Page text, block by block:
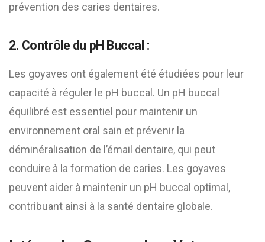
prévention des caries dentaires.
2. Contrôle du pH Buccal :
Les goyaves ont également été étudiées pour leur
capacité à réguler le pH buccal. Un pH buccal
équilibré est essentiel pour maintenir un
environnement oral sain et prévenir la
déminéralisation de l’émail dentaire, qui peut
conduire à la formation de caries. Les goyaves
peuvent aider à maintenir un pH buccal optimal,
contribuant ainsi à la santé dentaire globale.